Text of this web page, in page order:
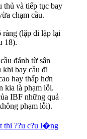
thủ và tiếp tục bay
chạm cầu.
ràng (lặp đi lặp lại
18).
đánh từ sân
khi bay cầu đi
hay thấp hơn
kia là phạm lỗi.
IBF những quả
phạm lỗi).
thi ??u c?u l�ng